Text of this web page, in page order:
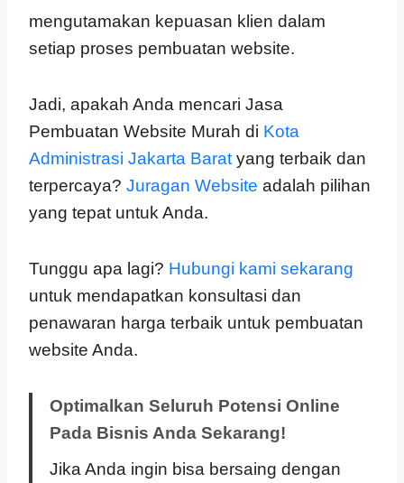
mengutamakan kepuasan klien dalam
setiap proses pembuatan website.
Jadi, apakah Anda mencari Jasa
Pembuatan Website Murah di Kota
Administrasi Jakarta Barat yang terbaik dan
terpercaya? Juragan Website adalah pilihan
yang tepat untuk Anda.
Tunggu apa lagi? Hubungi kami sekarang
untuk mendapatkan konsultasi dan
penawaran harga terbaik untuk pembuatan
website Anda.
Optimalkan Seluruh Potensi Online
Pada Bisnis Anda Sekarang!
Jika Anda ingin bisa bersaing dengan